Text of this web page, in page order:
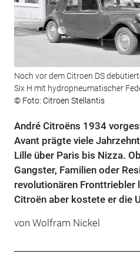
Noch vor dem Citroen DS
Six H mit hydropneumatischer
© Foto: Citroen Stellantis
André Citroëns 1934
Avant prägte viele
Lille über Paris bis Nizza.
Gangster, Familien oder
revolutionären Fronttriebler
Citroën aber kostete er die
von Wolfram Nickel